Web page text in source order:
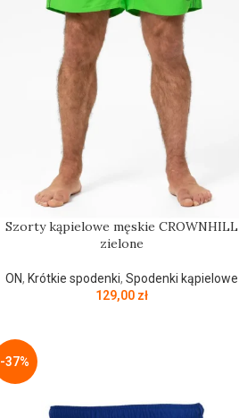
Szorty kąpielowe męskie CROWNHILL
zielone
ON, Krótkie spodenki,Spodenki kąpielowe
129,00 zł
-37%